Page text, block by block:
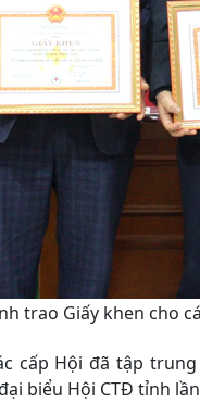
trao Giấy khen cho
cấp Hội đã tập
biểu Hội CTĐ tỉnh